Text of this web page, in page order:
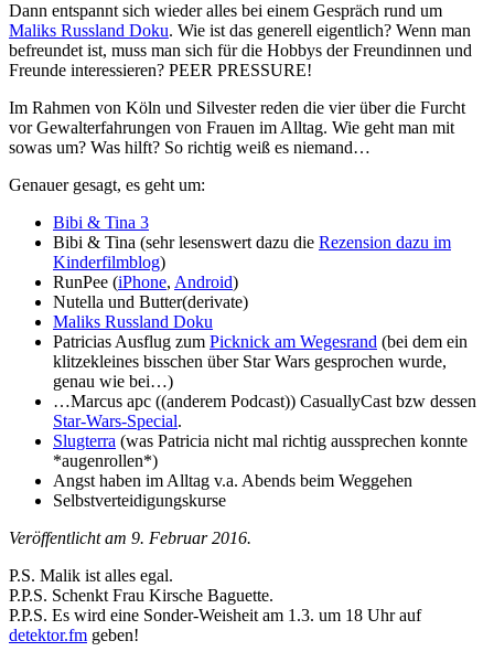
Dann entspannt sich wieder alles bei einem Gespräch rund um
Maliks Russland Doku. Wie ist das generell eigentlich? Wenn man
befreundet ist, muss man sich für die Hobbys der Freundinnen und
Freunde interessieren? PEER PRESSURE!
Im Rahmen von Köln und Silvester reden die vier über die Furcht
vor Gewalterfahrungen von Frauen im Alltag. Wie geht man mit
sowas um? Was hilft? So richtig weiß es niemand…
Genauer gesagt, es geht um:
Bibi & Tina 3
Bibi & Tina (sehr lesenswert dazu die Rezension dazu im
Kinderfilmblog)
RunPee (iPhone, Android)
Nutella und Butter(derivate)
Maliks Russland Doku
Patricias Ausflug zum Picknick am Wegesrand (bei dem ein
klitzekleines bisschen über Star Wars gesprochen wurde,
genau wie bei…)
…Marcus apc ((anderem Podcast)) CasuallyCast bzw dessen
Star-Wars-Special.
Slugterra (was Patricia nicht mal richtig aussprechen konnte
*augenrollen*)
Angst haben im Alltag v.a. Abends beim Weggehen
Selbstverteidigungskurse
Veröffentlicht am 9. Februar 2016.
P.S. Malik ist alles egal.
P.P.S. Schenkt Frau Kirsche Baguette.
P.P.S. Es wird eine Sonder-Weisheit am 1.3. um 18 Uhr auf
detektor.fm geben!